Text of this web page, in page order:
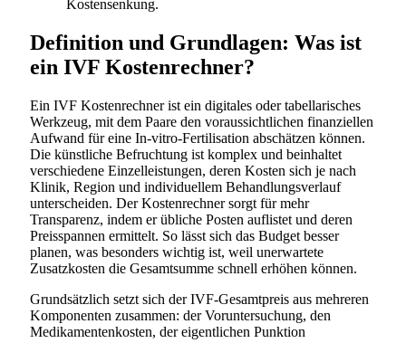
Kostensenkung.
Definition und Grundlagen: Was ist
ein IVF Kostenrechner?
Ein IVF Kostenrechner ist ein digitales oder tabellarisches
Werkzeug, mit dem Paare den voraussichtlichen finanziellen
Aufwand für eine In-vitro-Fertilisation abschätzen können.
Die künstliche Befruchtung ist komplex und beinhaltet
verschiedene Einzelleistungen, deren Kosten sich je nach
Klinik, Region und individuellem Behandlungsverlauf
unterscheiden. Der Kostenrechner sorgt für mehr
Transparenz, indem er übliche Posten auflistet und deren
Preisspannen ermittelt. So lässt sich das Budget besser
planen, was besonders wichtig ist, weil unerwartete
Zusatzkosten die Gesamtsumme schnell erhöhen können.
Grundsätzlich setzt sich der IVF-Gesamtpreis aus mehreren
Komponenten zusammen: der Voruntersuchung, den
Medikamentenkosten, der eigentlichen Punktion